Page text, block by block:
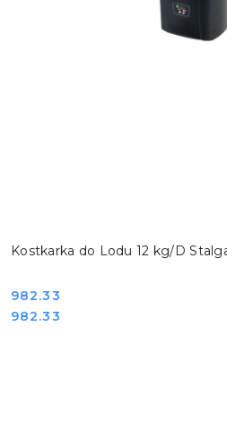
Kostkarka do Lodu 12 kg/D
Cena:
982.33
Cena:
982.33